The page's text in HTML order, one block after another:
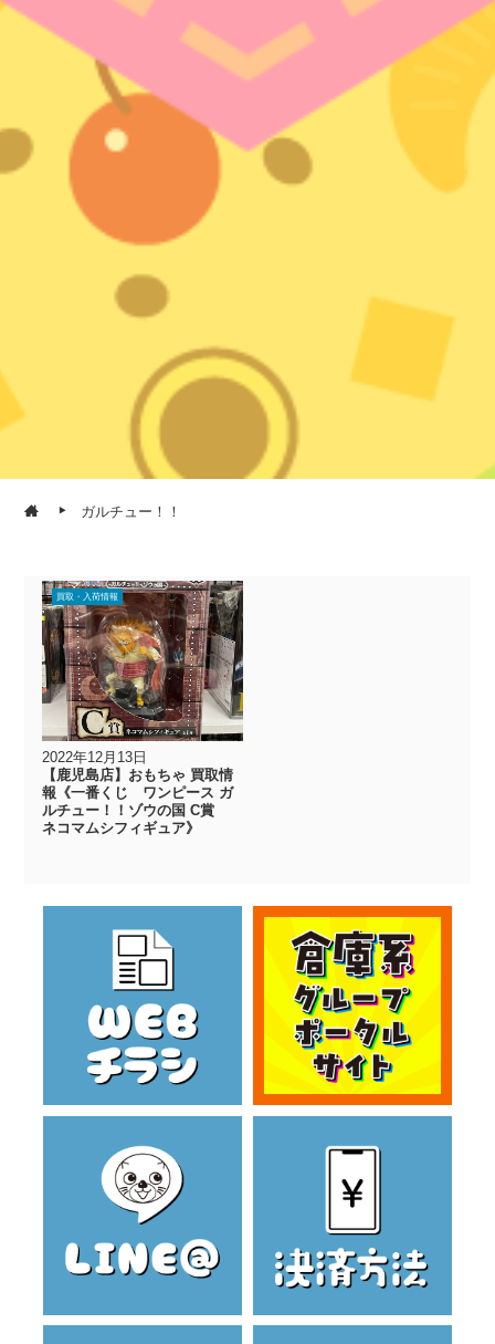
ガルチュー！！
買取・入荷情報
2022年12月13日
【鹿児島店】おもちゃ 買取情
報《一番くじ ワンピース ガ
ルチュー！！ゾウの国 C賞
ネコマムシフィギュア》